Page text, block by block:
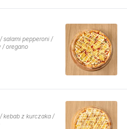
salami pepperoni /
/ oregano
kebab z kurczaka /